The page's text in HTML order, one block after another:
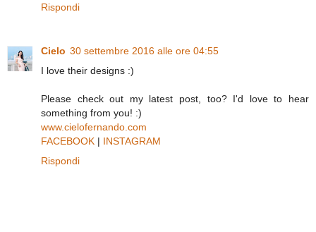
Rispondi
Cielo 30 settembre 2016 alle ore 04:55
I love their designs :)
Please check out my latest post, too? I'd love to hear
something from you! :)
www.cielofernando.com
FACEBOOK | INSTAGRAM
Rispondi